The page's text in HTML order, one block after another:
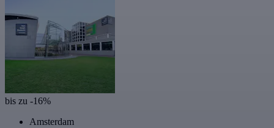
bis zu -16%
Amsterdam